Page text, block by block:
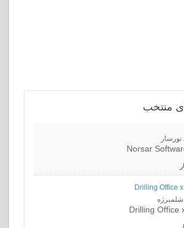
منتخب
Norsar
Drilling Office